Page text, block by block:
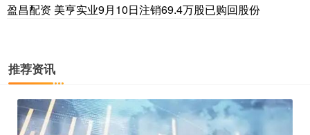
盈昌配资 美亨实业9月10日注销69.4万股已购回股份
推荐资讯